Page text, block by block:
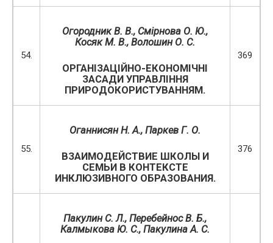
54.
Огородник В. В., Смірнова О. Ю.,
Косяк М. В., Волошин О. С.
ОРГАНІЗАЦІЙНО-ЕКОНОМІЧНІ
ЗАСАДИ УПРАВЛІННЯ
ПРИРОДОКОРИСТУВАННЯМ.
369
55.
Оганнисян Н. А., Паркев Г. О.
ВЗАИМОДЕЙСТВИЕ ШКОЛЫ И
СЕМЬИ В КОНТЕКСТЕ
ИНКЛЮЗИВНОГО ОБРАЗОВАНИЯ.
376
Пакулин С. Л., Перебейнос В. Б.,
Калмыкова Ю. С., Пакулина А. С.